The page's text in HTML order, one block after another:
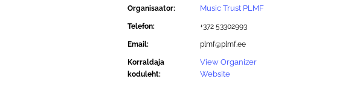
Organisaator: Music Trust PLMF
Telefon: +372 53302993
Email: plmf@plmf.ee
Korraldaja
koduleht:
View Organizer
Website